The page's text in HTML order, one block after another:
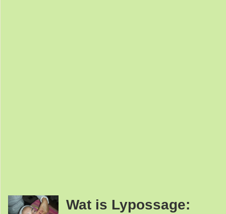
Wat is Lypossage: